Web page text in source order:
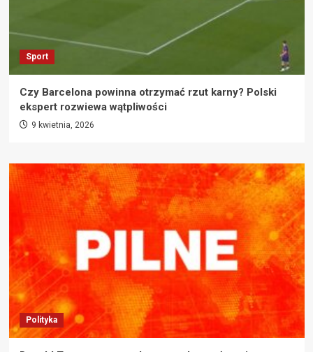
Sport
Czy Barcelona powinna otrzymać rzut karny? Polski
ekspert rozwiewa wątpliwości
9 kwietnia, 2026
Polityka